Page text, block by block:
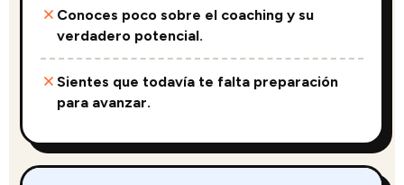
Conoces poco sobre el coaching y su
verdadero potencial.
Sientes que todavía te falta preparación
para avanzar.